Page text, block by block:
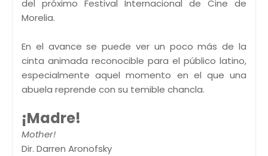
del próximo Festival Internacional de Cine de
Morelia.
En el avance se puede ver un poco más de la
cinta animada reconocible para el público latino,
especialmente aquel momento en el que una
abuela reprende con su temible chancla.
¡Madre!
Mother!
Dir. Darren Aronofsky